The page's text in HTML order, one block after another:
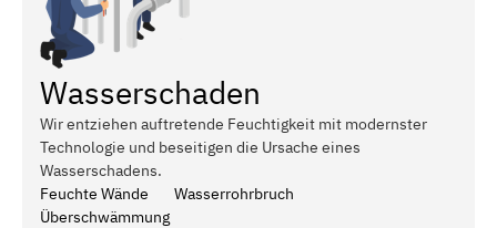
Wasserschaden
Wir entziehen auftretende Feuchtigkeit mit modernster
Technologie und beseitigen die Ursache eines
Wasserschadens.
Feuchte Wände
Wasserrohrbruch
Überschwämmung